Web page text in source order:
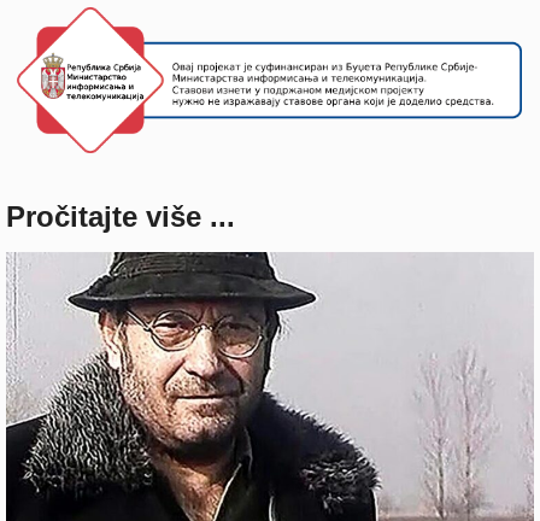
Pročitajte više ...